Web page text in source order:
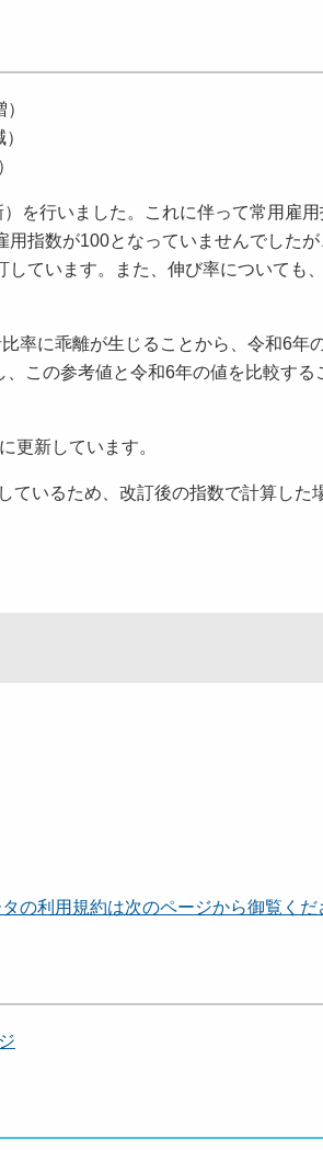
を行いました。これに伴って常用雇
指数が100となっていませんでした
ています。また、伸び率についても
率に乖離が生じることから、令和6年
この参考値と令和6年の値を比較する
更新しています。
いるため、改訂後の指数で計算した
の利用規約は次のページから御覧くだ